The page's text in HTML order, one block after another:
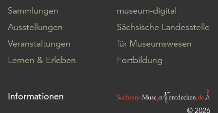
Sammlungen
Ausstellungen
Veranstaltungen
Lernen & Erleben
museum-digital
Sächsische Landesstelle
für Museumswesen
Fortbildung
Informationen
© 2026